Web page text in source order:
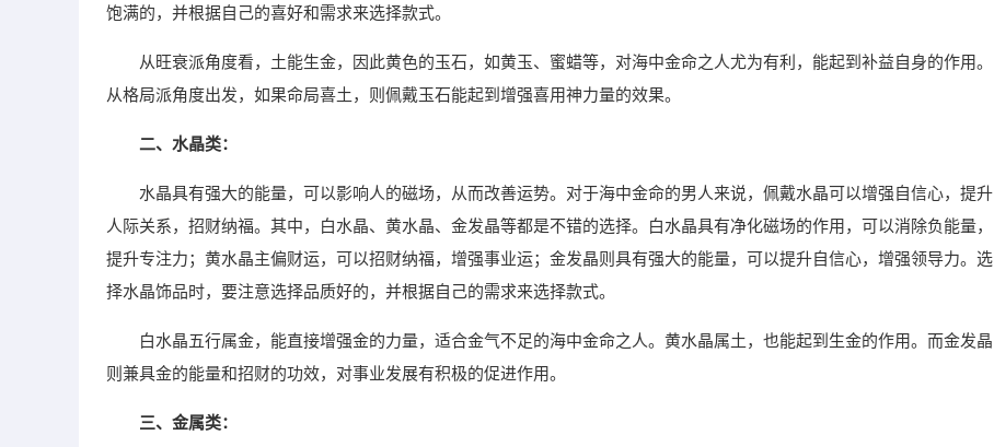
饱满的，并根据自己的喜好和需求来选择款式。
从旺衰派角度看，土能生金，因此黄色的玉石，如黄玉、蜜蜡等，对海中金命之人尤为有利，能起到补益自身的作用。
从格局派角度出发，如果命局喜土，则佩戴玉石能起到增强喜用神力量的效果。
二、水晶类：
水晶具有强大的能量，可以影响人的磁场，从而改善运势。对于海中金命的男人来说，佩戴水晶可以增强自信心，提升
人际关系，招财纳福。其中，白水晶、黄水晶、金发晶等都是不错的选择。白水晶具有净化磁场的作用，可以消除负能量，
提升专注力；黄水晶主偏财运，可以招财纳福，增强事业运；金发晶则具有强大的能量，可以提升自信心，增强领导力。选
择水晶饰品时，要注意选择品质好的，并根据自己的需求来选择款式。
白水晶五行属金，能直接增强金的力量，适合金气不足的海中金命之人。黄水晶属土，也能起到生金的作用。而金发晶
则兼具金的能量和招财的功效，对事业发展有积极的促进作用。
三、金属类：